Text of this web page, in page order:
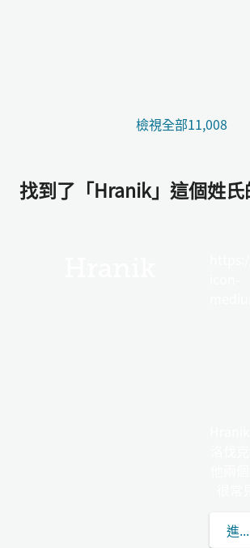
檢視全部11,008
找到了「Hranik」這個姓氏
進